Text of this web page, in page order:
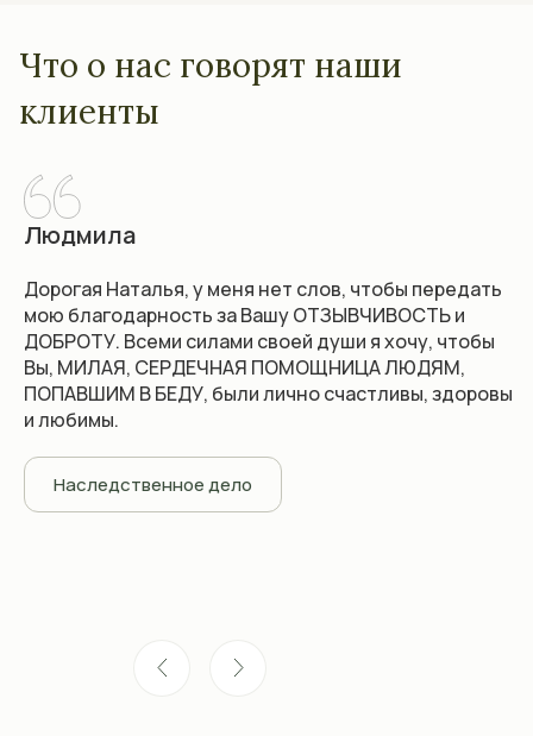
Что о нас говорят наши
клиенты
Людмила
Дорогая Наталья, у меня нет слов, чтобы передать
мою благодарность за Вашу ОТЗЫВЧИВОСТЬ и
ДОБРОТУ. Всеми силами своей души я хочу, чтобы
Вы, МИЛАЯ, СЕРДЕЧНАЯ ПОМОЩНИЦА ЛЮДЯМ,
ПОПАВШИМ В БЕДУ, были лично счастливы, здоровы
и любимы.
Наследственное дело